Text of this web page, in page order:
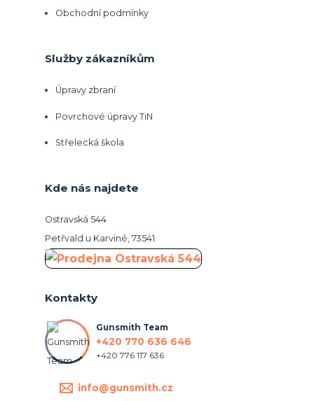
Obchodní podmínky
Služby zákazníkům
Úpravy zbraní
Povrchové úpravy TiN
Střelecká škola
Kde nás najdete
Ostravská 544
Petřvald u Karviné, 73541
Kontakty
Gunsmith Team
+420 770 636 646
+420 776 117 636
info@gunsmith.cz